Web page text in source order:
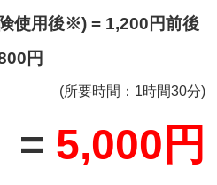
使用後※)= 1,200円前後
円
(所要時間：1時間30分)
= 5,000円